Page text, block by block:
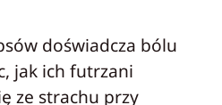
doświadcza bólu
jak ich futrzani
ze strachu przy